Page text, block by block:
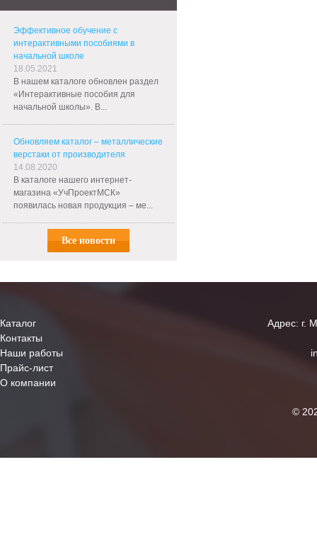
Эффективное обучение с
интерактивными пособиями в
начальной школе
18.05.2021
В нашем каталоге обновлен раздел
«Интерактивные пособия для
начальной школы». В...
Обновляем каталог – металлические
верстаки от производителя
14.08.2020
В каталоге нашего интернет-
магазина «УчПроектМСК»
появилась новая продукция – ме...
Все новости
Каталог
Контакты
Наши работы
Прайс-лист
О компании
Адрес: г.
©